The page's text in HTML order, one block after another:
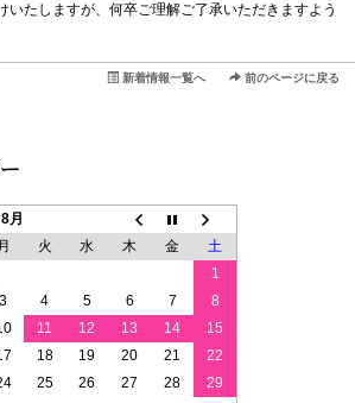
いたしますが、何卒ご理解ご了承いただきますよう
新着情報一覧へ 前のページに戻る
月
月 火 水 木 金
土
1
3 4 5 6 7
8
11 12 13 14
15
18 19 20 21
22
25 26 27 28
29